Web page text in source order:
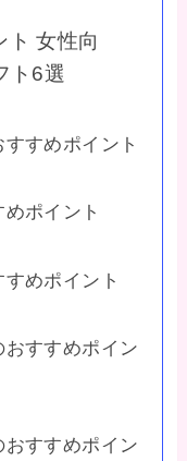
ト 女性向
ト6選
すめポイント
ポイント
めポイント
すすめポイン
すすめポイン